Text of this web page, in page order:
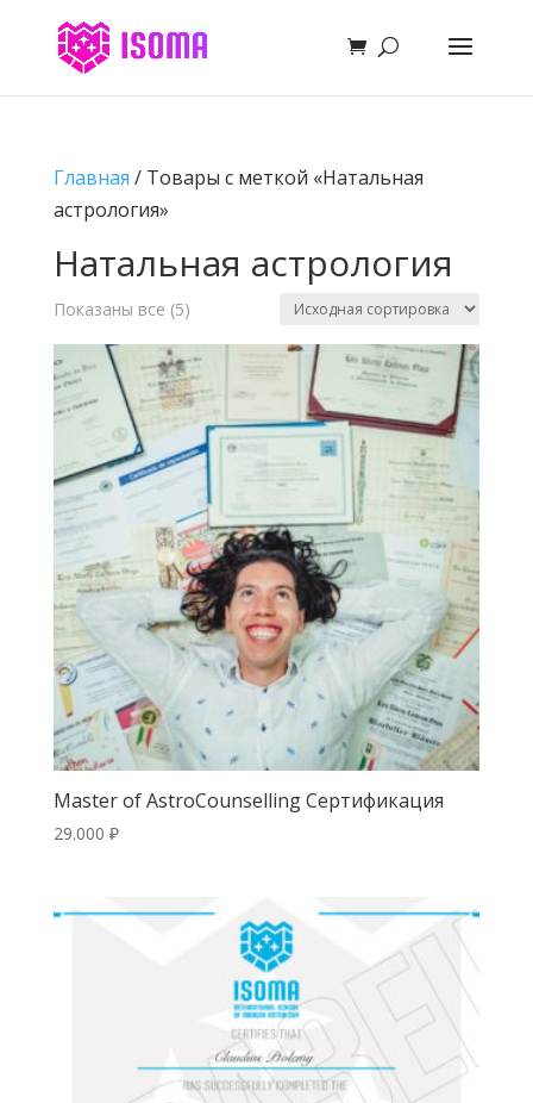
Главная / Товары с меткой «Натальная
астрология»
Натальная астрология
Показаны все (5)
Master of AstroCounselling Сертификация
29.000 ₽